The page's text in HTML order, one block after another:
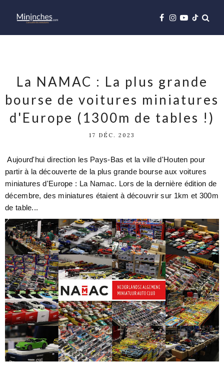
La NAMAC : La plus grande
bourse de voitures miniatures
d'Europe (1300m de tables !)
17 DÉC. 2023
Aujourd'hui direction les Pays-Bas et la ville d'Houten pour
partir à la découverte de la plus grande bourse aux voitures
miniatures d'Europe : La Namac. Lors de la dernière édition de
décembre, des miniatures étaient à découvrir sur 1km et 300m
de table...